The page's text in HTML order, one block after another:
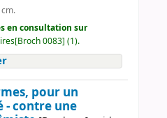
en consultation sur
0083] (1).
pour un
contre une